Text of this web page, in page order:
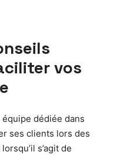
vos
équipe dédiée dans
ses clients lors des
s’agit de